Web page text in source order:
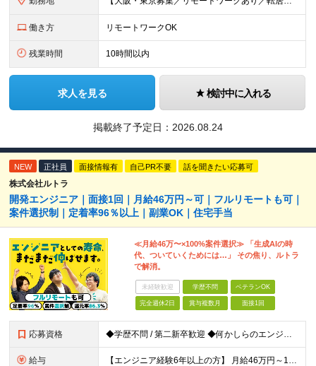
働き方 リモートワークOK
残業時間 10時間以内
求人を見る 検討中に入れる
掲載終了予定日： 2026.08.24
NEW 正社員 面接情報有 自己PR不要 話を聞きたい応募可
株式会社ルトラ
開発エンジニア｜面接1回｜月給46万円～可｜フルリモートも可｜
案件選択制｜定着率96％以上｜副業OK｜住宅手当
≪月給46万〜×100%案件選択≫ 「生成AIの時
代、ついていくためには…」 その焦り、ルトラ
で解消。
未経験歓迎 学歴不問 ベテランOK
完全週休2日 賞与複数月 面接1回
応募資格 ◆学歴不問 / 第二新卒歓迎 ◆何かしらのエンジニア経験をお持ちの方 （言語・期間・フェーズ不問） 経験浅めの方も遠慮なくご応募ください！ ■入社前Q＆A ────── ◎実力に見合った報酬が手に
給与 【エンジニア経験6年以上の方】 月給46万円～100万円（固定残業代含む） ※上記月給には月30時間分の固定残業代（月8万7,400円～月19万円）を含む。超過分は全額支給。 【エンジニア経験4年以